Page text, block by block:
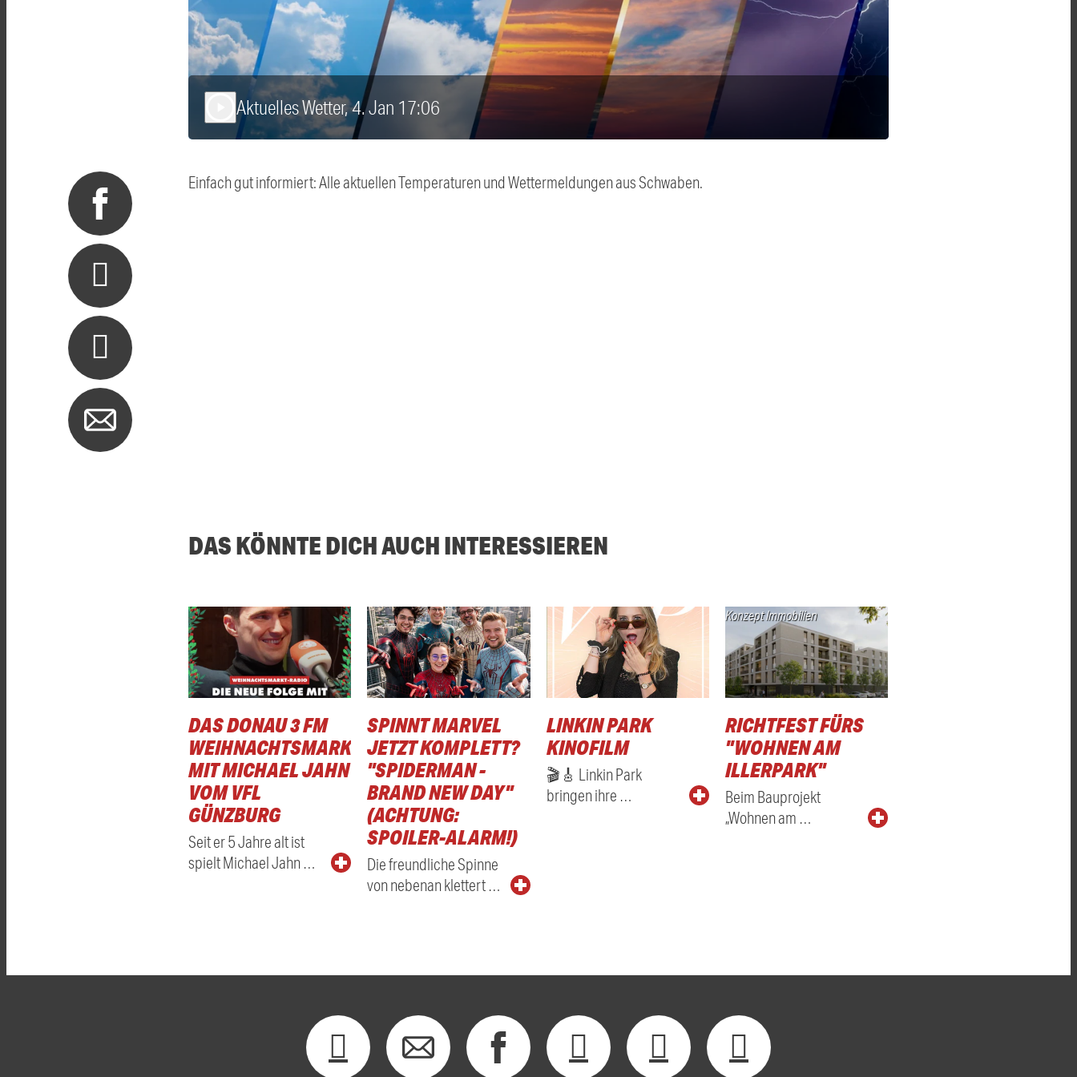
Aktuelles Wetter, 4. Jan 17:06
Einfach gut informiert: Alle aktuellen Temperaturen und Wettermeldungen aus Schwaben.
DAS KÖNNTE DICH AUCH INTERESSIEREN
DAS DONAU 3 FM
WEIHNACHTSMARKTRADIO
MIT MICHAEL JAHN
VOM VFL
GÜNZBURG
Seit er 5 Jahre alt ist
spielt Michael Jahn …
SPINNT MARVEL
JETZT KOMPLETT?
"SPIDERMAN -
BRAND NEW DAY"
(ACHTUNG:
SPOILER-ALARM!)
Die freundliche Spinne
von nebenan klettert …
LINKIN PARK
KINOFILM
🎬🎸 Linkin Park
bringen ihre …
Konzept Immobilien
RICHTFEST FÜRS
"WOHNEN AM
ILLERPARK"
Beim Bauprojekt
„Wohnen am …